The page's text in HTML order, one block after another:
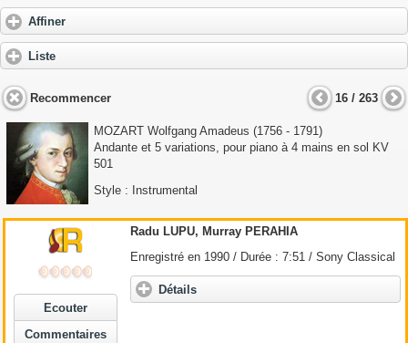
Affiner
Liste
Recommencer 16 / 263
MOZART Wolfgang Amadeus (1756 - 1791)
Andante et 5 variations, pour piano à 4 mains en sol KV
501
Style : Instrumental
Ecouter
Commentaires
Radu LUPU, Murray PERAHIA
Enregistré en 1990 / Durée : 7:51 / Sony Classical
Détails